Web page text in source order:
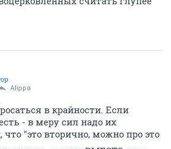
Alippa
в крайности. Если
- в меру сил надо их
что "это вторично, можно про это